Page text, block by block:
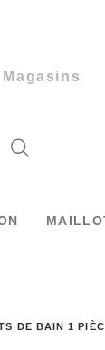
Magasins
DE BAIN 1